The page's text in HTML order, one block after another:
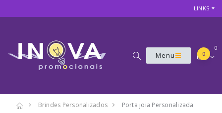
LINKS
Menu
0
0
Brindes Personalizados Porta joia Personalizada